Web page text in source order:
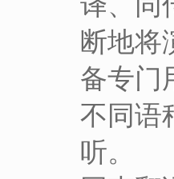
断地将
备专门
不同语
听。